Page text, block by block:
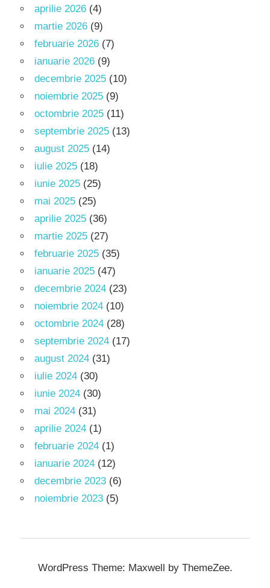
aprilie 2026 (4)
martie 2026 (9)
februarie 2026 (7)
ianuarie 2026 (9)
decembrie 2025 (10)
noiembrie 2025 (9)
octombrie 2025 (11)
septembrie 2025 (13)
august 2025 (14)
iulie 2025 (18)
iunie 2025 (25)
mai 2025 (25)
aprilie 2025 (36)
martie 2025 (27)
februarie 2025 (35)
ianuarie 2025 (47)
decembrie 2024 (23)
noiembrie 2024 (10)
octombrie 2024 (28)
septembrie 2024 (17)
august 2024 (31)
iulie 2024 (30)
iunie 2024 (30)
mai 2024 (31)
aprilie 2024 (1)
februarie 2024 (1)
ianuarie 2024 (12)
decembrie 2023 (6)
noiembrie 2023 (5)
WordPress Theme: Maxwell by ThemeZee.